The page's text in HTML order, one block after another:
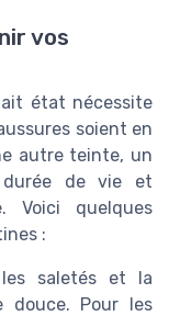
vos
état nécessite
soient en
autre teinte, un
durée de vie et
Voici quelques
:
saletés et la
douce. Pour les